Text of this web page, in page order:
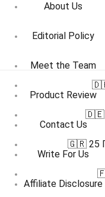
About Us
Editorial Policy
Meet the Team
Product Review
Contact Us
Write For Us
Affiliate Disclosure
🇩🇪
🇬🇷 25